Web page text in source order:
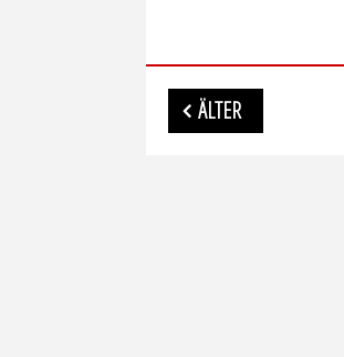
Beitragsnavigation
ÄLTER